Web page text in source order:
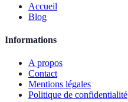
Accueil
Blog
Informations
A propos
Contact
Mentions légales
Politique de confidentialité